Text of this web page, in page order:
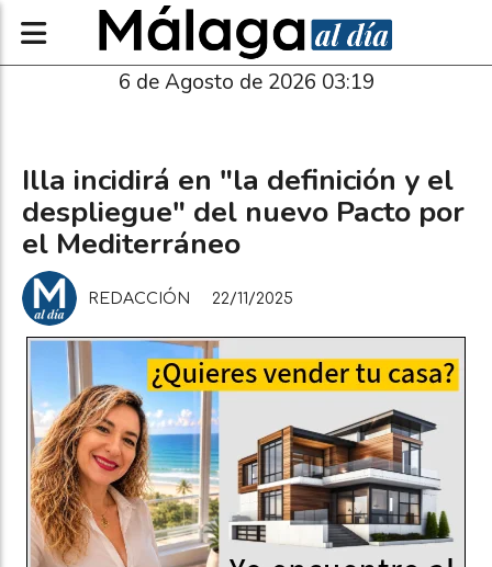
6 de Agosto de 2026 03:19
Illa incidirá en "la definición y el
despliegue" del nuevo Pacto por
el Mediterráneo
22/11/2025
REDACCIÓN